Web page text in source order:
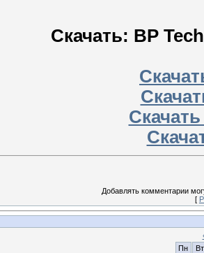
Скачать: BP
Добавлять комментарии
[
Пн
Вт